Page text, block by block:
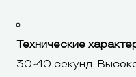
Технические
30-40 секунд.